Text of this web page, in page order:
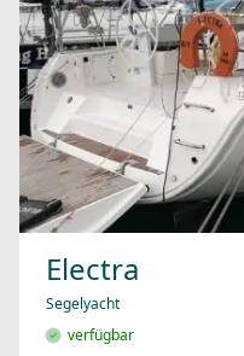
Electra
Segelyacht
verfügbar